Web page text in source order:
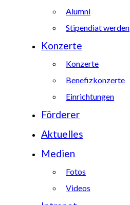
Alumni
Stipendiat werden
Konzerte
Konzerte
Benefizkonzerte
Einrichtungen
Förderer
Aktuelles
Medien
Fotos
Videos